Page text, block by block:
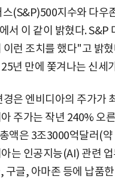
(S&P)500지수와 다우
서 이 같이 밝혔다.
런 조치를 했다"고 밝
년 만에 쫓겨나는 신세
은 엔비디아의 주가가
주가는 작년 240% 오
액은 3조3000억달러(
는 인공지능(AI) 관련
구글, 아마존 등에 납품